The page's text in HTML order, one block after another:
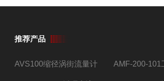
推荐产品
AVS100缩径涡街流量计